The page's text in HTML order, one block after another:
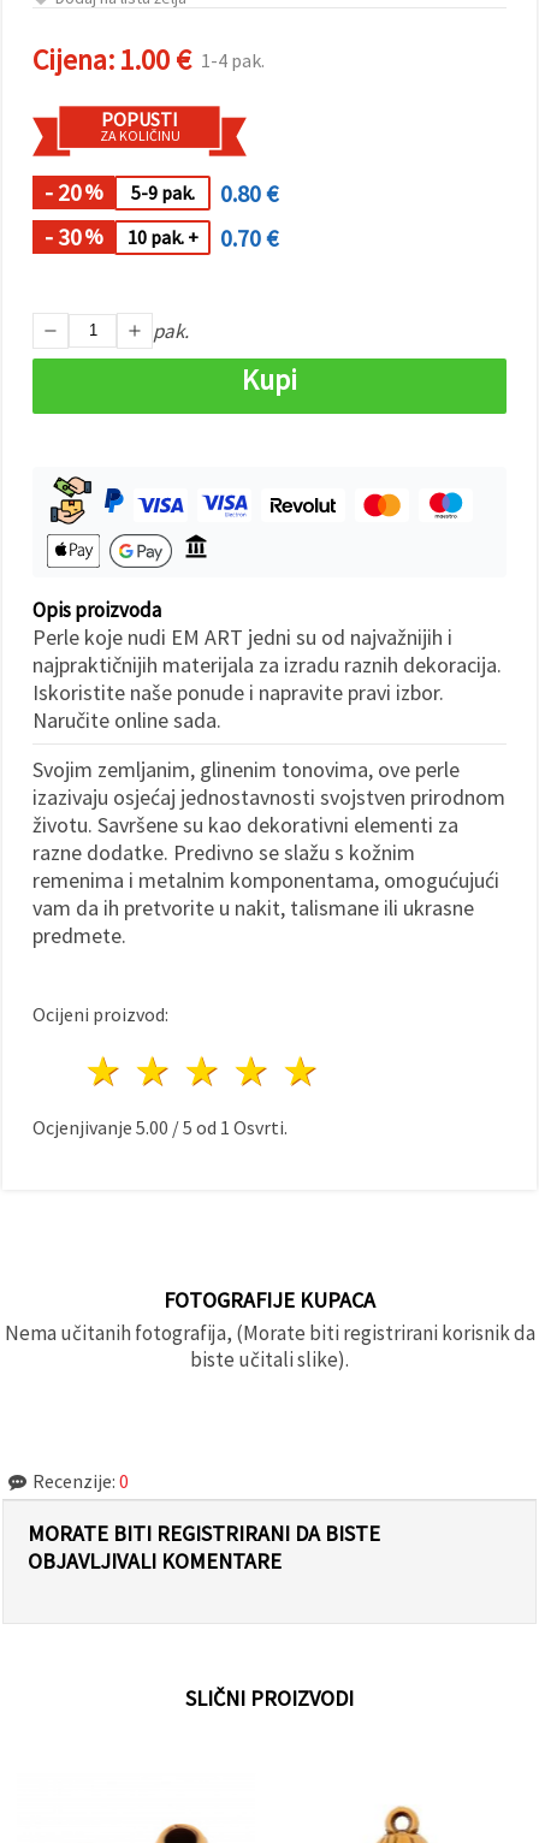
naznačiti
preferencije
odabirom
određene
vrste
klikom na
gumb
"Spremi".
sve
Postavke
Cijena:1.00 € 1-4 pak.
POPUSTI
ZA KOLIČINU
- 20% 5-9 pak.
0.80 €
- 30% 10 pak. + 0.70 €
pak.
Kupi
Opis proizvoda
Perle koje nudi EM ART jedni su od najvažnijih i
najpraktičnijih materijala za izradu raznih dekoracija.
Iskoristite naše ponude i napravite pravi izbor.
Naručite online sada.
Svojim zemljanim, glinenim tonovima, ove perle
izazivaju osjećaj jednostavnosti svojstven prirodnom
životu. Savršene su kao dekorativni elementi za
razne dodatke. Predivno se slažu s kožnim
remenima i metalnim komponentama, omogućujući
vam da ih pretvorite u nakit, talismane ili ukrasne
predmete.
Ocijeni proizvod:
4 zvijezde
3 zvijezde
2 zvijezde
1 zvijezda
Ocjenjivanje 5.00 /5 od 1 Osvrti.
FOTOGRAFIJE KUPACA
Nema učitanih fotografija, (Morate biti registrirani korisnik da
biste učitali slike).
Recenzije: 0
MORATE BITI REGISTRIRANI DA BISTE
OBJAVLJIVALI KOMENTARE
SLIČNI PROIZVODI